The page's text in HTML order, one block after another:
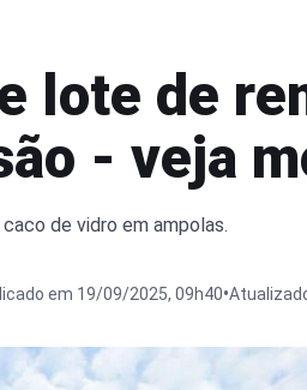
lote de
- veja
de vidro em ampolas.
em 19/09/2025, 09h40•